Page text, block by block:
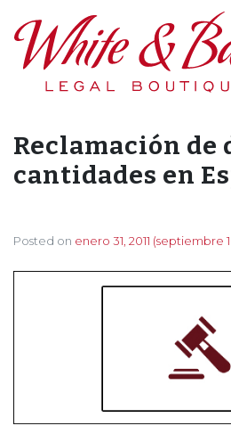
Main
Reclamación de
cantidades en
Posted on enero 31, 2011 (septiembre